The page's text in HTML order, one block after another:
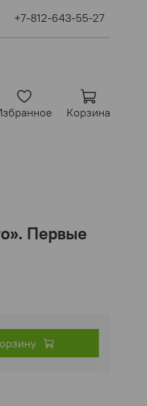
+7-812-643-55-27
Корзина
Первые